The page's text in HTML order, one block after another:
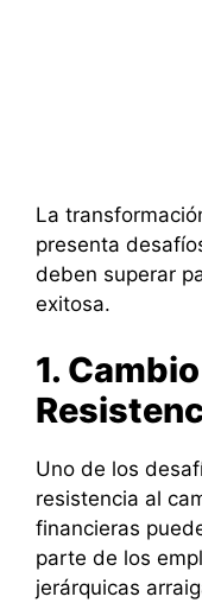
La
presenta
deben superar
exitosa.
1.
Uno de los
resistencia al
financieras
parte de los
jerárquicas